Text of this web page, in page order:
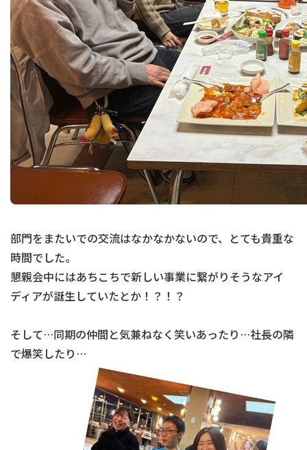
部門をまたいでの交流はなかなかないので、とても貴重な
時間でした。
懇親会中にはあちこちで新しい事業に繋がりそうなアイ
ディアが誕生していたとか！？！？
そして…同期の仲間と気兼ねなく笑いあったり…社長の隣
で爆笑したり…